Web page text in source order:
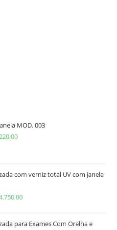
MOD. 003
com verniz total UV com janela
para Exames Com Orelha e